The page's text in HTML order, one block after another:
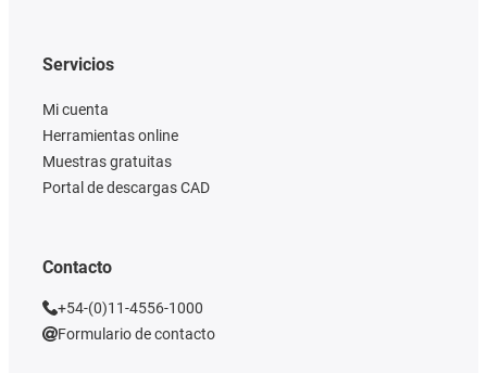
Servicios
Mi cuenta
Herramientas online
Muestras gratuitas
Portal de descargas CAD
Contacto
+54-(0)11-4556-1000
Formulario de contacto